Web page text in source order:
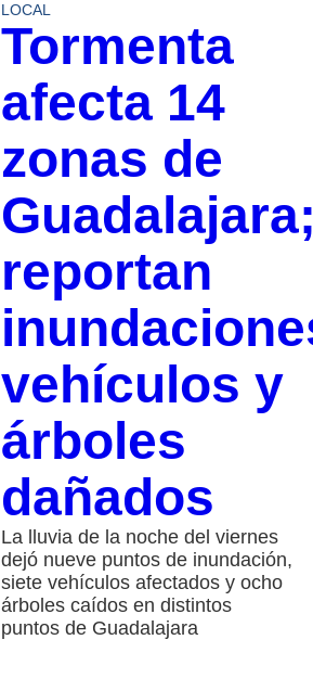
LOCAL
Tormenta
afecta 14
zonas de
reportan
vehículos y
árboles
dañados
La lluvia de la noche del viernes
dejó nueve puntos de inundación,
siete vehículos afectados y ocho
árboles caídos en distintos
puntos de Guadalajara